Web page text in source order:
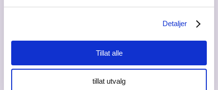
Detaljer
Tillat alle
tillat utvalg
Frokostmøte med Ullensaker
Start morgenen med aktuelle tema, mingling
og frokost med Ullensaker næringslivsforum.
lokale og næringslivet. Backe Romerike ble
etablert i 1946. Siden da har...